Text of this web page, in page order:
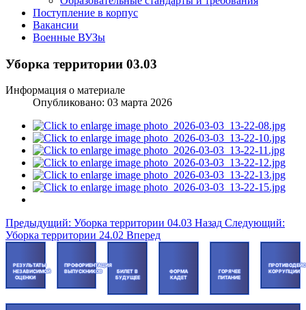
Поступление в корпус
Вакансии
Военные ВУЗы
Уборка территории 03.03
Информация о материале
Опубликовано: 03 марта 2026
Предыдущий: Уборка территории 04.03 Назад Следующий:
Уборка территории 24.02 Вперед
РЕЗУЛЬТАТЫ
НЕЗАВИСИМОЙ
ОЦЕНКИ
ПРОФОРИЕНТАЦИЯ
ВЫПУСКНИКОВ
БИЛЕТ В
БУДУЩЕЕ
ФОРМА
КАДЕТ
ГОРЯЧЕЕ
ПИТАНИЕ
КОРРУПЦИИ